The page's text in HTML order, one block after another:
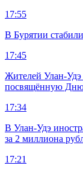
17:55
В Бурятии
17:45
Жителей Улан-Удэ
посвящённую Дню
17:34
В Улан-Удэ
за 2 миллиона
17:21